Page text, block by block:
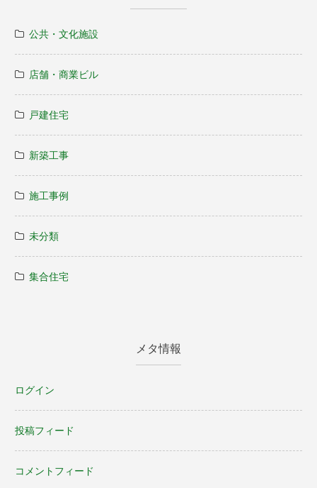
公共・文化施設
店舗・商業ビル
戸建住宅
新築工事
施工事例
未分類
集合住宅
メタ情報
ログイン
投稿フィード
コメントフィード